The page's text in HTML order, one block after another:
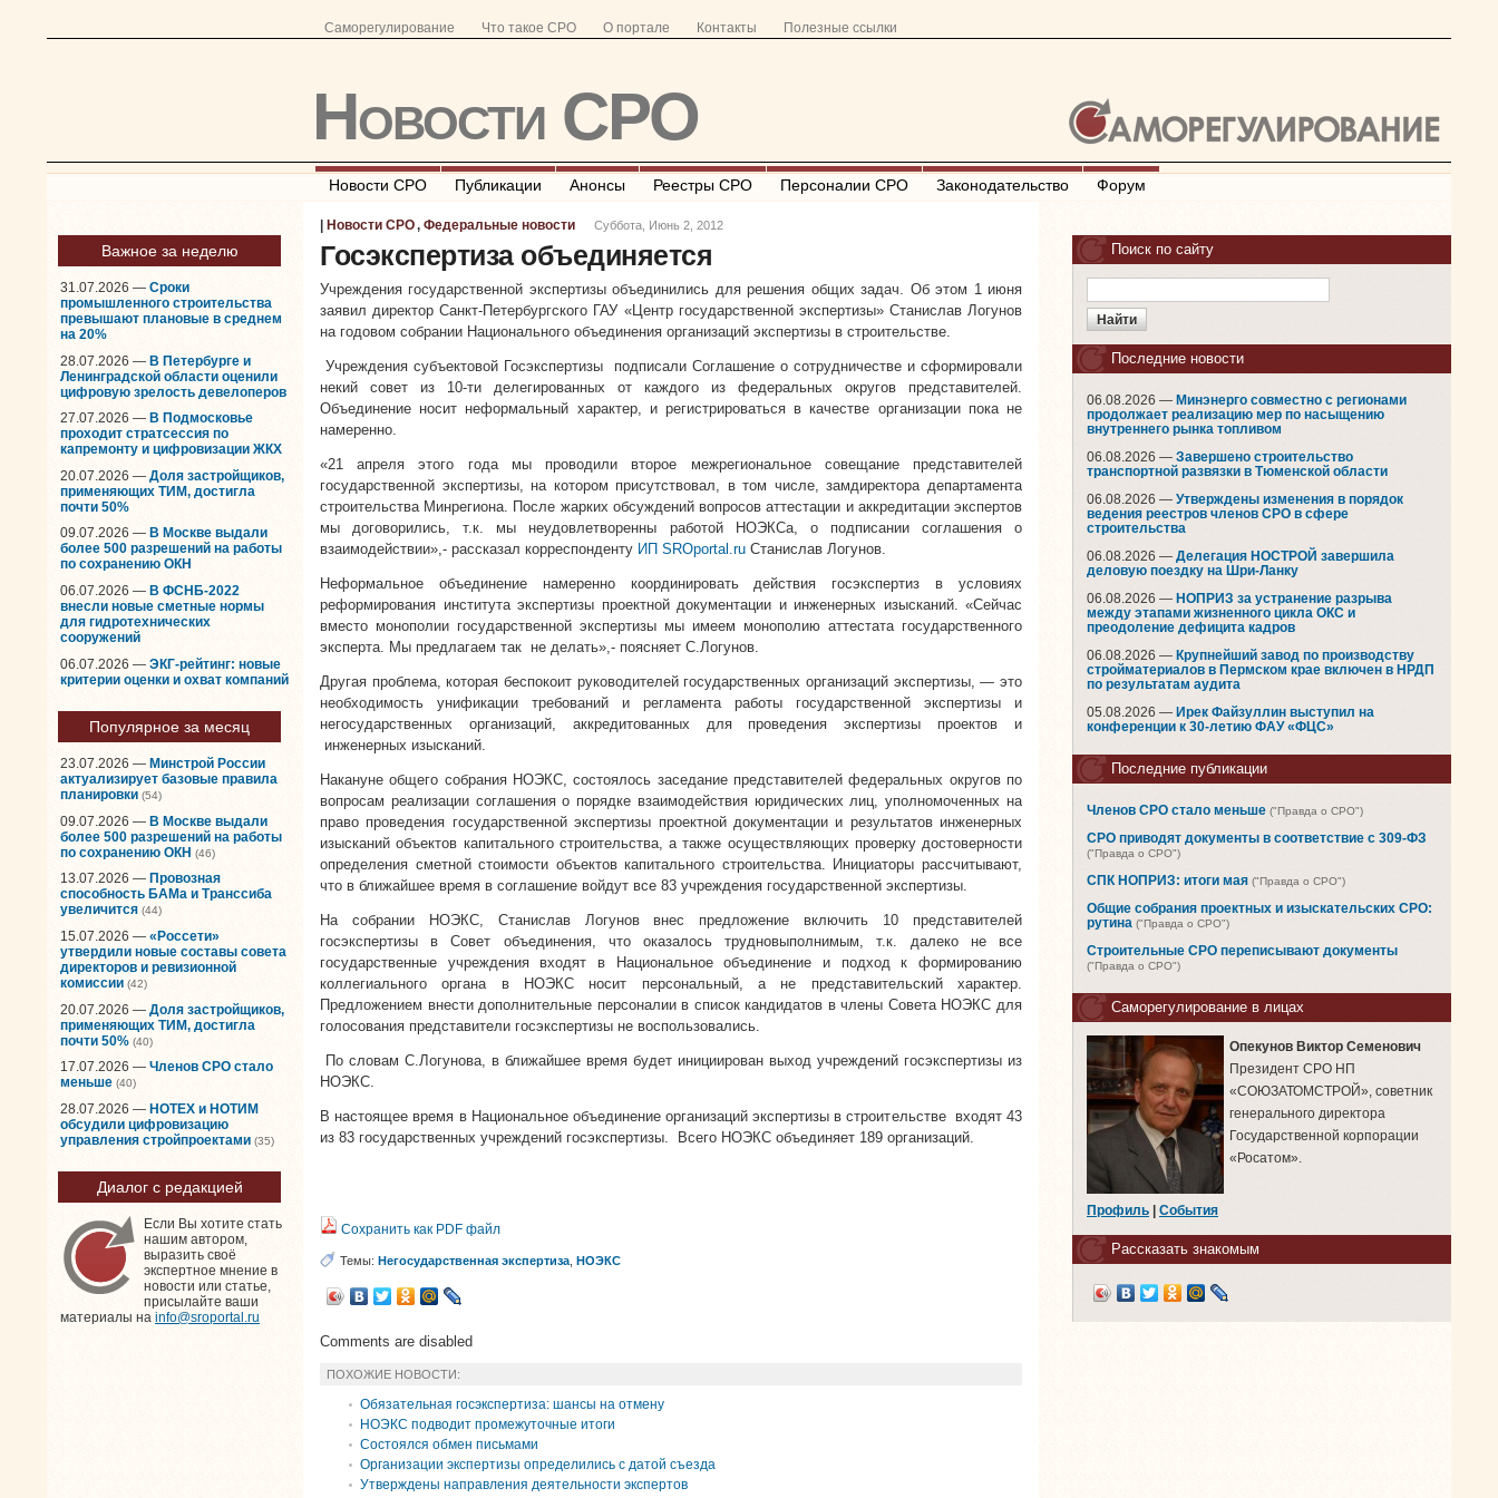
Саморегулирование Что такое СРО О портале Контакты Полезные ссылки
Новости СРО
Новости СРО Публикации Анонсы Реестры СРО Персоналии СРО Законодательство Форум
Важное за неделю
31.07.2026 — Сроки
промышленного строительства
превышают плановые в среднем
на 20%
28.07.2026 — В Петербурге и
Ленинградской области оценили
цифровую зрелость девелоперов
27.07.2026 — В Подмосковье
проходит стратсессия по
капремонту и цифровизации ЖКХ
20.07.2026 — Доля застройщиков,
применяющих ТИМ, достигла
почти 50%
09.07.2026 — В Москве выдали
более 500 разрешений на работы
по сохранению ОКН
06.07.2026 — В ФСНБ-2022
внесли новые сметные нормы
для гидротехнических
сооружений
06.07.2026 — ЭКГ-рейтинг: новые
критерии оценки и охват компаний
Популярное за месяц
23.07.2026 — Минстрой России
актуализирует базовые правила
планировки (54)
09.07.2026 — В Москве выдали
более 500 разрешений на работы
по сохранению ОКН (46)
13.07.2026 — Провозная
способность БАМа и Транссиба
увеличится (44)
15.07.2026 — «Россети»
утвердили новые составы совета
директоров и ревизионной
комиссии (42)
20.07.2026 — Доля застройщиков,
применяющих ТИМ, достигла
почти 50% (40)
17.07.2026 — Членов СРО стало
меньше (40)
28.07.2026 — НОТЕХ и НОТИМ
обсудили цифровизацию
управления стройпроектами (35)
Диалог с редакцией
Если Вы хотите стать
нашим автором,
выразить своё
экспертное мнение в
новости или статье,
присылайте ваши
материалы на info@sroportal.ru
Новости СРО, Федеральные новости Суббота, Июнь 2, 2012
Госэкспертиза объединяется
Учреждения государственной экспертизы объединились для решения общих задач. Об этом 1 июня
заявил директор Санкт-Петербургского ГАУ «Центр государственной экспертизы» Станислав Логунов
на годовом собрании Национального объединения организаций экспертизы в строительстве.
Учреждения субъектовой Госэкспертизы подписали Соглашение о сотрудничестве и сформировали
некий совет из 10-ти делегированных от каждого из федеральных округов представителей.
Объединение носит неформальный характер, и регистрироваться в качестве организации пока не
намеренно.
«21 апреля этого года мы проводили второе межрегиональное совещание представителей
государственной экспертизы, на котором присутствовал, в том числе, замдиректора департамента
строительства Минрегиона. После жарких обсуждений вопросов аттестации и аккредитации экспертов
мы договорились, т.к. мы неудовлетворенны работой НОЭКСа, о подписании соглашения о
взаимодействии»,- рассказал корреспонденту ИП SROportal.ru Станислав Логунов.
Неформальное объединение намеренно координировать действия госэкспертиз в условиях
реформирования института экспертизы проектной документации и инженерных изысканий. «Сейчас
вместо монополии государственной экспертизы мы имеем монополию аттестата государственного
эксперта. Мы предлагаем так не делать»,- поясняет С.Логунов.
Другая проблема, которая беспокоит руководителей государственных организаций экспертизы, — это
необходимость унификации требований и регламента работы государственной экспертизы и
негосударственных организаций, аккредитованных для проведения экспертизы проектов и
инженерных изысканий.
Накануне общего собрания НОЭКС, состоялось заседание представителей федеральных округов по
вопросам реализации соглашения о порядке взаимодействия юридических лиц, уполномоченных на
право проведения государственной экспертизы проектной документации и результатов инженерных
изысканий объектов капитального строительства, а также осуществляющих проверку достоверности
определения сметной стоимости объектов капитального строительства. Инициаторы рассчитывают,
что в ближайшее время в соглашение войдут все 83 учреждения государственной экспертизы.
На собрании НОЭКС, Станислав Логунов внес предложение включить 10 представителей
госэкспертизы в Совет объединения, что оказалось трудновыполнимым, т.к. далеко не все
государственные учреждения входят в Национальное объединение и подход к формированию
коллегиального органа в НОЭКС носит персональный, а не представительский характер.
Предложением внести дополнительные персоналии в список кандидатов в члены Совета НОЭКС для
голосования представители госэкспертизы не воспользовались.
По словам С.Логунова, в ближайшее время будет инициирован выход учреждений госэкспертизы из
НОЭКС.
В настоящее время в Национальное объединение организаций экспертизы в строительстве входят 43
из 83 государственных учреждений госэкспертизы. Всего НОЭКС объединяет 189 организаций.
Сохранить как PDF файл
Темы: Негосударственная экспертиза НОЭКС
Comments are disabled
ПОХОЖИЕ НОВОСТИ:
Обязательная госэкспертиза: шансы на отмену
НОЭКС подводит промежуточные итоги
Состоялся обмен письмами
Организации экспертизы определились с датой съезда
Утверждены направления деятельности экспертов
Поиск по сайту
Последние новости
06.08.2026 — Минэнерго совместно с регионами
продолжает реализацию мер по насыщению
внутреннего рынка топливом
06.08.2026 — Завершено строительство
транспортной развязки в Тюменской области
06.08.2026 — Утверждены изменения в порядок
ведения реестров членов СРО в сфере
строительства
06.08.2026 — Делегация НОСТРОЙ завершила
деловую поездку на Шри-Ланку
06.08.2026 — НОПРИЗ за устранение разрыва
между этапами жизненного цикла ОКС и
преодоление дефицита кадров
06.08.2026 — Крупнейший завод по производству
стройматериалов в Пермском крае включен в НРДП
по результатам аудита
05.08.2026 — Ирек Файзуллин выступил на
конференции к 30-летию ФАУ «ФЦС»
Последние публикации
Членов СРО стало меньше ("Правда о СРО")
СРО приводят документы в соответствие с 309-ФЗ
("Правда о СРО")
СПК НОПРИЗ: итоги мая ("Правда о СРО")
Общие собрания проектных и изыскательских СРО:
рутина ("Правда о СРО")
Строительные СРО переписывают документы
("Правда о СРО")
Саморегулирование в лицах
Опекунов Виктор Семенович
Президент СРО НП
«СОЮЗАТОМСТРОЙ», советник
генерального директора
Государственной корпорации
«Росатом».
Профиль | События
Рассказать знакомым